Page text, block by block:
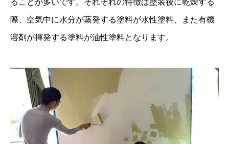
ることが多いです。それぞれの特徴は塗装後に乾燥する
際、空気中に水分が蒸発する塗料が水性塗料、また有機
溶剤が揮発する塗料が油性塗料となります。